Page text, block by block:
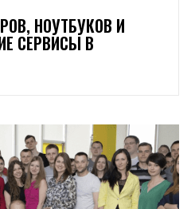
НОУТБУКОВ И
СЕРВИСЫ В